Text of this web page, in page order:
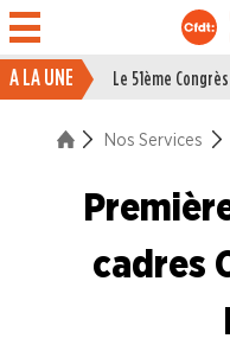
ACTUALITÉ
ENTREPRISES
A LA UNE Le 51ème Congrès
Nos Services
cadres